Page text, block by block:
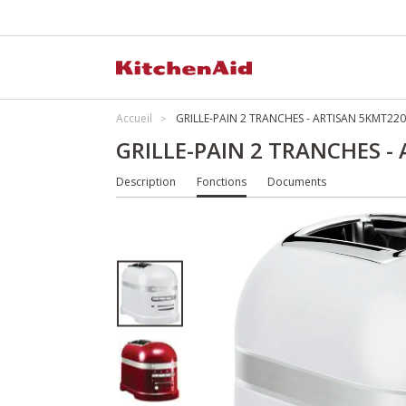
Accueil GRILLE-PAIN 2 TRANCHES - ARTISAN
GRILLE-PAIN 2 TRANCHES
Description Fonctions Documents